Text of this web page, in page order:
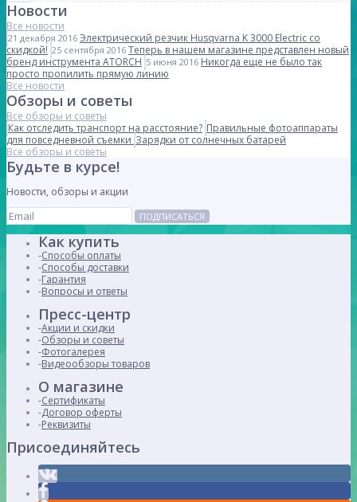
Новости
Все новости
21 декабря 2016 Электрический резчик Husqvarna K 3000 Electric со
скидкой! 25 сентября 2016 Теперь в нашем магазине представлен новый
бренд инструмента ATORCH 5 июня 2016 Никогда еще не было так
просто пропилить прямую линию
Все новости
Обзоры и советы
Все обзоры и советы
Как отследить транспорт на расстояние? Правильные фотоаппараты
для повседневной съемки Зарядки от солнечных батарей
Все обзоры и советы
Будьте в курсе!
Новости, обзоры и акции
ПОДПИСАТЬСЯ
Как купить
Способы оплаты
Способы доставки
Гарантия
Вопросы и ответы
Пресс-центр
Акции и скидки
Обзоры и советы
Фотогалерея
Видеообзоры товаров
О магазине
Сертификаты
Договор оферты
Реквизиты
Присоединяйтесь